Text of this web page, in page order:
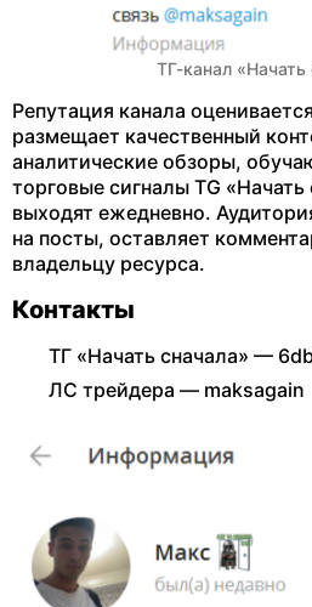
ТГ-канал «Начать
Репутация канала
размещает качественный
аналитические обзоры,
торговые сигналы TG
выходят ежедневно.
на посты, оставляет
владельцу ресурса.
Контакты
ТГ «Начать сначала» —
ЛС трейдера — maksagain